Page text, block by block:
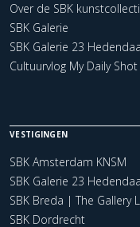
Over de SBK
SBK Galerie
SBK Galerie 23
Cultuurvlog My Daily
VESTIGINGEN
SBK Amsterdam KNSM
SBK Galerie 23
SBK Breda | The Gallery
SBK Dordrecht